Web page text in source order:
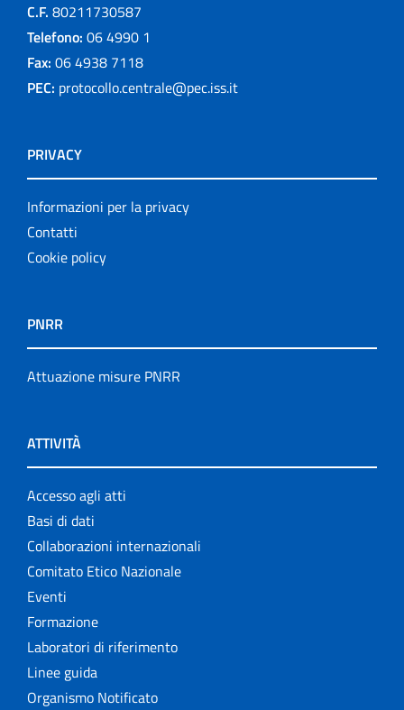
C.F. 80211730587
Telefono: 06 4990 1
Fax: 06 4938 7118
PEC: protocollo.centrale@pec.iss.it
PRIVACY
Informazioni per la privacy
Contatti
Cookie policy
PNRR
Attuazione misure PNRR
ATTIVITÀ
Accesso agli atti
Basi di dati
Collaborazioni internazionali
Comitato Etico Nazionale
Eventi
Formazione
Laboratori di riferimento
Linee guida
Organismo Notificato